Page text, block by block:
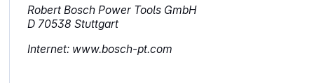
Robert Bosch Power Tools GmbH
D 70538 Stuttgart
Internet: www.bosch-pt.com